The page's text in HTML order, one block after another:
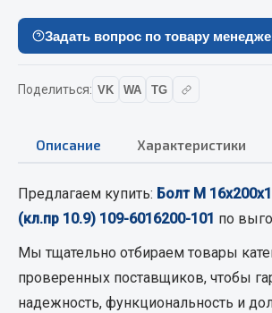
МЕТИЗЫ
Гайки
Весь раздел
Задать вопрос по товару
Поделиться: VK WA TG
Описание Характеристики
Предлагаем купить: Болт М
(кл.пр 10.9) 109-6016200-101 по
Мы тщательно отбираем товары
проверенных поставщиков, чтобы
надежность, функциональность и